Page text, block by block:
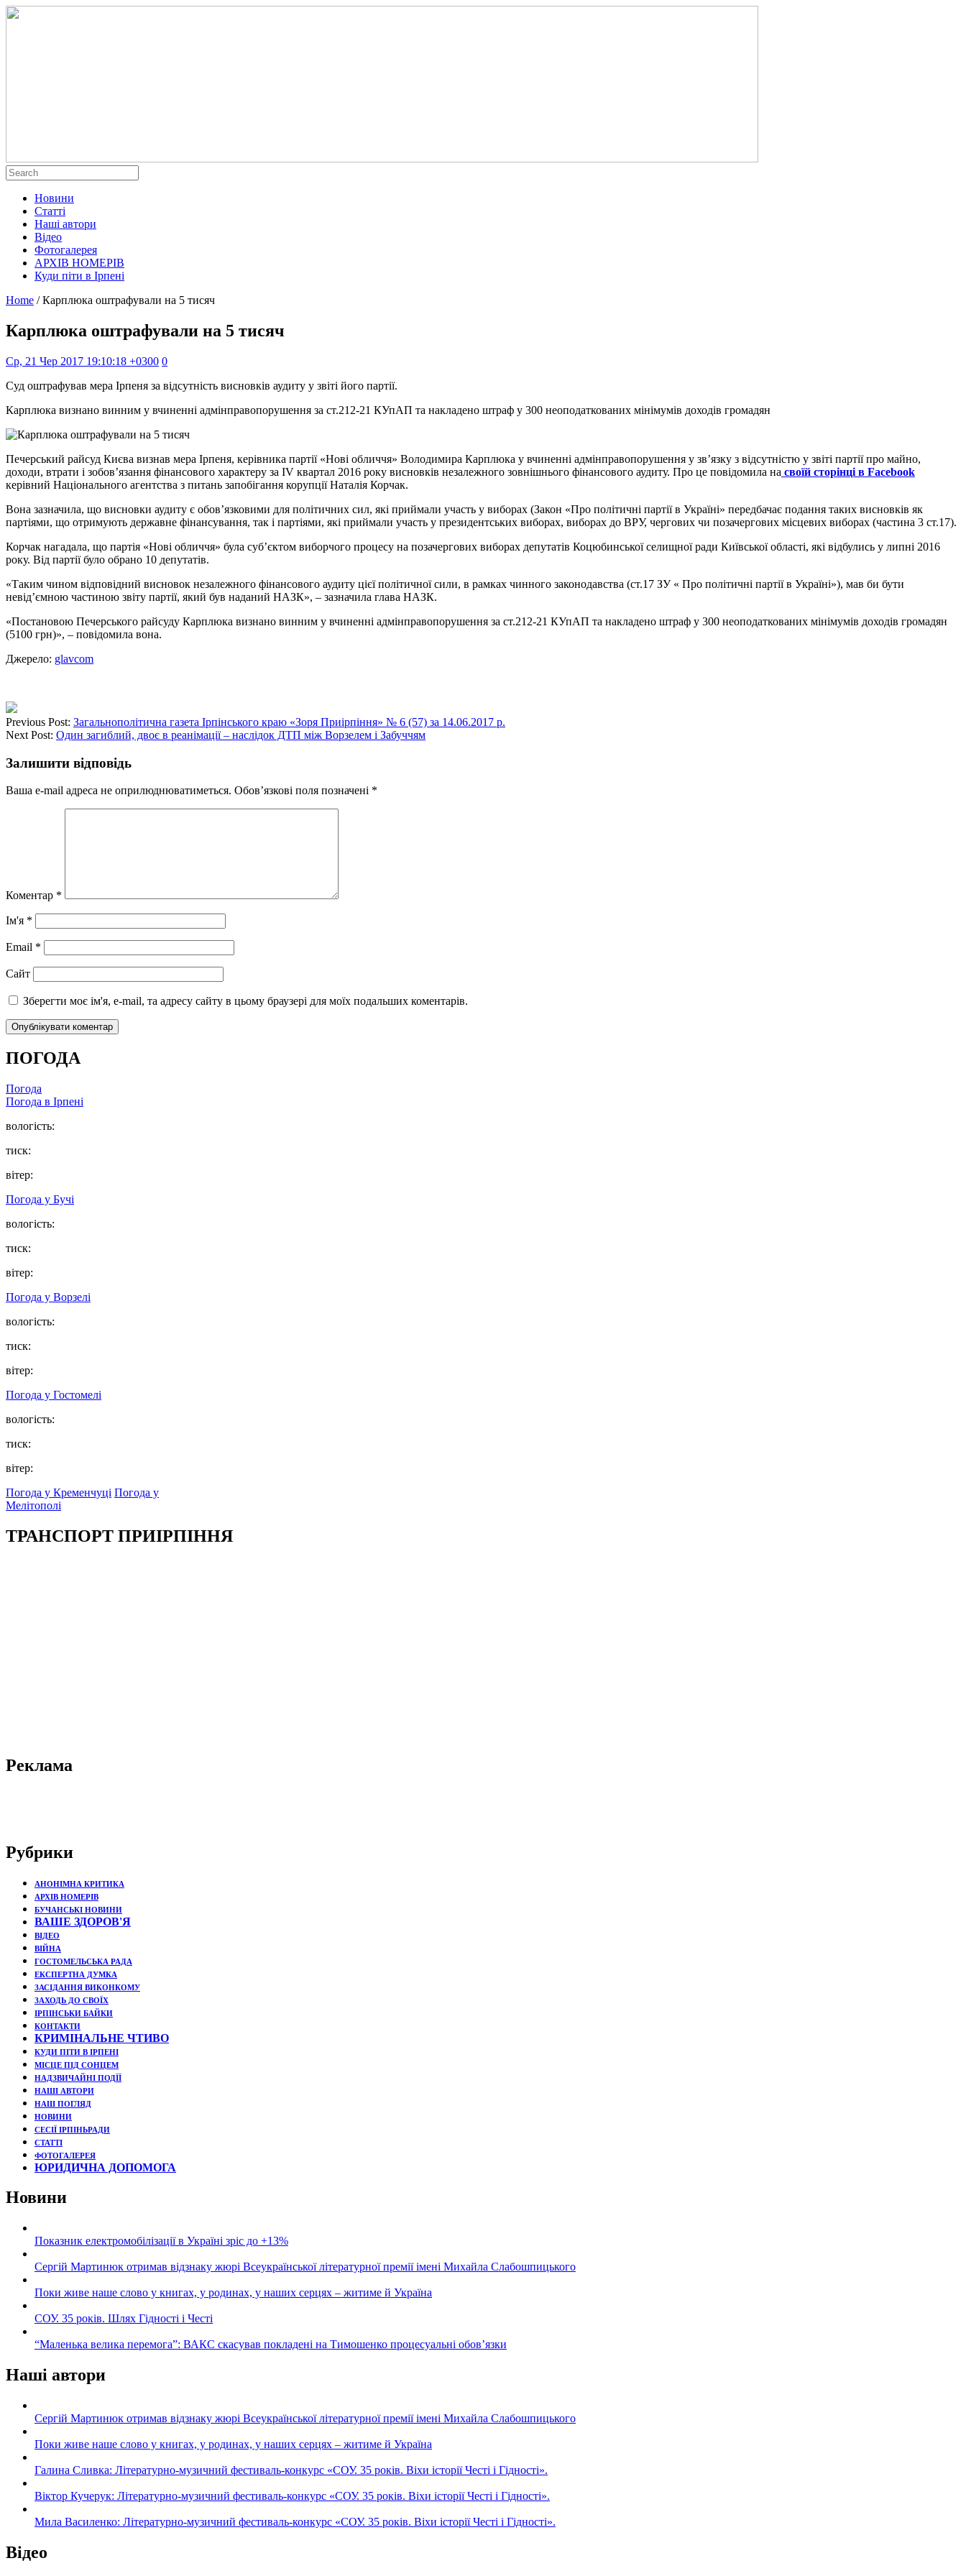
Новини
Статті
Наші автори
Відео
Фотогалерея
АРХІВ НОМЕРІВ
Куди піти в Ірпені
Home / Карплюка оштрафували на 5 тисяч
Карплюка оштрафували на 5 тисяч
Ср, 21 Чер 2017 19:10:18 +0300 0
Суд оштрафував мера Ірпеня за відсутність висновків аудиту у звіті його партії.
Карплюка визнано винним у вчиненні адмінправопорушення за ст.212-21 КУпАП та накладено штраф у 300 неоподаткованих мінімумів доходів громадян
Печерський райсуд Києва визнав мера Ірпеня, керівника партії «Нові обличчя» Володимира Карплюка у вчиненні адмінправопорушення у зв’язку з відсутністю у звіті партії про майно,
доходи, втрати і зобов’язання фінансового характеру за IV квартал 2016 року висновків незалежного зовнішнього фінансового аудиту. Про це повідомила на своїй сторінці в Facebook
керівний Національного агентства з питань запобігання корупції Наталія Корчак.
Вона зазначила, що висновки аудиту є обов’язковими для політичних сил, які приймали участь у виборах (Закон «Про політичні партії в Україні» передбачає подання таких висновків як
партіями, що отримують державне фінансування, так і партіями, які приймали участь у президентських виборах, виборах до ВРУ, чергових чи позачергових місцевих виборах (частина 3 ст.17).
Корчак нагадала, що партія «Нові обличчя» була суб’єктом виборчого процесу на позачергових виборах депутатів Коцюбинської селищної ради Київської області, які відбулись у липні 2016
року. Від партії було обрано 10 депутатів.
«Таким чином відповідний висновок незалежного фінансового аудиту цієї політичної сили, в рамках чинного законодавства (ст.17 ЗУ « Про політичні партії в Україні»), мав би бути
невід’ємною частиною звіту партії, який був наданий НАЗК», – зазначила глава НАЗК.
«Постановою Печерського райсуду Карплюка визнано винним у вчиненні адмінправопорушення за ст.212-21 КУпАП та накладено штраф у 300 неоподаткованих мінімумів доходів громадян
(5100 грн)», – повідомила вона.
Джерело: glavcom
Previous Post: Загальнополітична газета Ірпінського краю «Зоря Приірпіння» № 6 (57) за 14.06.2017 р.
Next Post: Один загиблий, двоє в реанімації – наслідок ДТП між Ворзелем і Забуччям
Залишити відповідь
Ваша e-mail адреса не оприлюднюватиметься. Обов’язкові поля позначені *
Коментар *
Ім'я *
Email *
Сайт
Зберегти моє ім'я, e-mail, та адресу сайту в цьому браузері для моїх подальших коментарів.
ПОГОДА
Погода
Погода в Ірпені
вологість:
тиск:
вітер:
Погода у Бучі
вологість:
тиск:
вітер:
Погода у Ворзелі
вологість:
тиск:
вітер:
Погода у Гостомелі
вологість:
тиск:
вітер:
Погода у Кременчуці Погода у
Мелітополі
ТРАНСПОРТ ПРИІРПІННЯ
Реклама
Рубрики
АНОНІМНА КРИТИКА
АРХІВ НОМЕРІВ
БУЧАНСЬКІ НОВИНИ
ВАШЕ ЗДОРОВ'Я
ВІДЕО
ВІЙНА
ГОСТОМЕЛЬСЬКА РАДА
ЕКСПЕРТНА ДУМКА
ЗАСІДАННЯ ВИКОНКОМУ
ЗАХОДЬ ДО СВОЇХ
ІРПІНСЬКИ БАЙКИ
КОНТАКТИ
КРИМІНАЛЬНЕ ЧТИВО
КУДИ ПІТИ В ІРПЕНІ
МІСЦЕ ПІД СОНЦЕМ
НАДЗВИЧАЙНІ ПОДЇЇ
НАШІ АВТОРИ
НАШ ПОГЛЯД
НОВИНИ
СЕСІЇ ІРПІНЬРАДИ
СТАТТІ
ФОТОГАЛЕРЕЯ
ЮРИДИЧНА ДОПОМОГА
Новини
Показник електромобілізації в Україні зріс до +13%
Сергій Мартинюк отримав відзнаку жюрі Всеукраїнської літературної премії імені Михайла Слабошпицького
Поки живе наше слово у книгах, у родинах, у наших серцях – житиме й Україна
СОУ. 35 років. Шлях Гідності і Честі
“Маленька велика перемога”: ВАКС скасував покладені на Тимошенко процесуальні обов’язки
Наші автори
Сергій Мартинюк отримав відзнаку жюрі Всеукраїнської літературної премії імені Михайла Слабошпицького
Поки живе наше слово у книгах, у родинах, у наших серцях – житиме й Україна
Галина Сливка: Літературно-музичний фестиваль-конкурс «СОУ. 35 років. Віхи історії Честі і Гідності».
Віктор Кучерук: Літературно-музичний фестиваль-конкурс «СОУ. 35 років. Віхи історії Честі і Гідності».
Мила Василенко: Літературно-музичний фестиваль-конкурс «СОУ. 35 років. Віхи історії Честі і Гідності».
Відео